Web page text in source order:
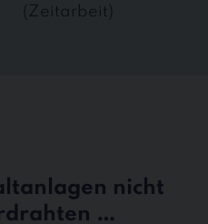
(Zeitarbeit)
nicht
…